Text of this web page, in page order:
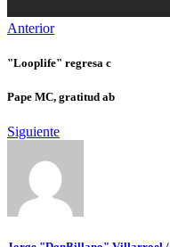
Anterior
"Looplife" regresa c
Pape MC, gratitud ab
Siguiente